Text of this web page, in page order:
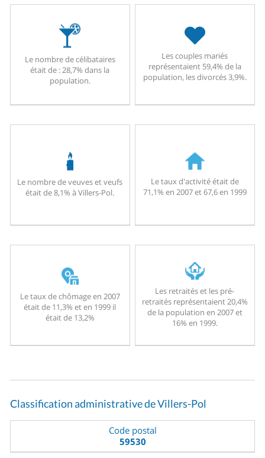
Le nombre de célibataires
était de : 28,7% dans la
population.
Les couples mariés
représentaient 59,4% de la
population, les divorcés 3,9%.
Le nombre de veuves et veufs
était de 8,1% à Villers-Pol.
Le taux d'activité était de
71,1% en 2007 et 67,6 en 1999
Le taux de chômage en 2007
était de 11,3% et en 1999 il
était de 13,2%
Les retraités et les pré-
retraités représentaient 20,4%
de la population en 2007 et
16% en 1999.
Classification administrative de Villers-Pol
Code postal
59530